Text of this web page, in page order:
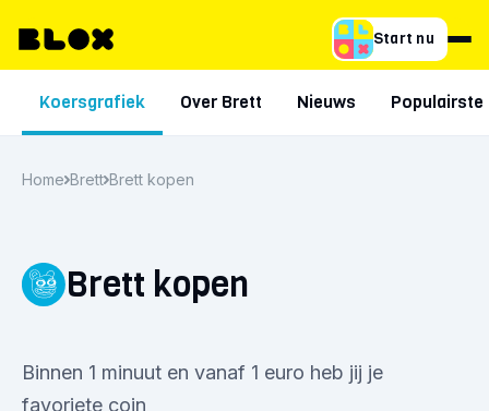
Start nu
Koersgrafiek Over Brett Nieuws
Home Brett Brett kopen
Brett kopen
Binnen 1 minuut en vanaf 1 euro heb jij je
favoriete coin